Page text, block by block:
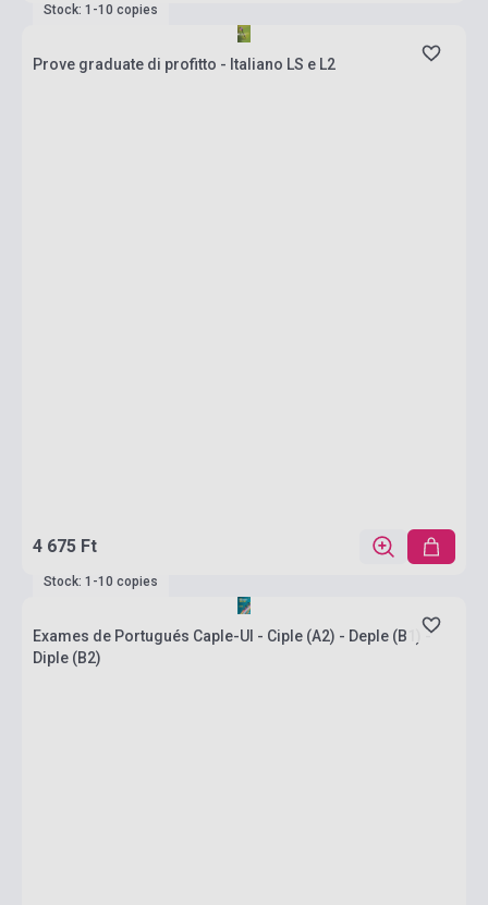
Stock: 1-10 copies
Prove graduate di profitto - Italiano LS e L2
4 675 Ft
Stock: 1-10 copies
Exames de Portugués Caple-Ul - Ciple (A2) - Deple (B1) -
Diple (B2)